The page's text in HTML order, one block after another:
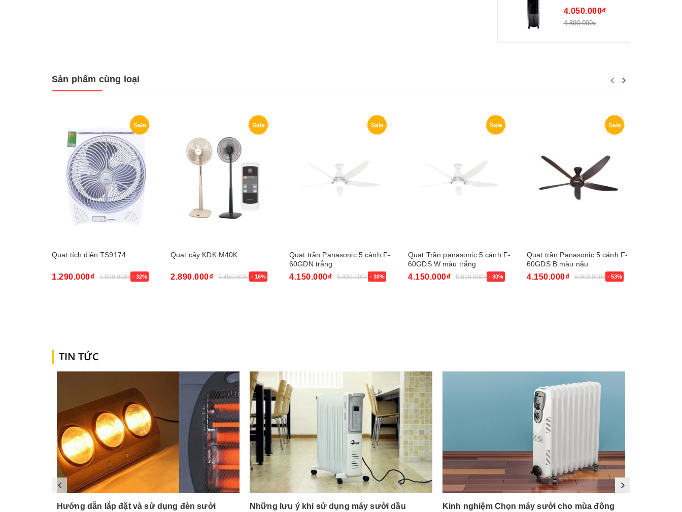
4.050.000₫
4.890.000₫
Sản phẩm cùng loại
Sale
Quạt tích điện TS9174
1.290.000₫ 1.890.000₫ - 32%
Sale
Quạt cây KDK M40K
2.890.000₫ 3.450.000₫ - 16%
Sale
Quạt trần Panasonic 5 cánh F-
60GDN trắng
4.150.000₫ 5.899.000₫ - 30%
Sale
Quạt Trần panasonic 5 cánh F-
60GDS W màu trắng
4.150.000₫ 5.890.000₫ - 30%
Sale
Quạt trần Panasonic 5 cánh F-
60GDS B màu nâu
4.150.000₫ 8.900.000₫ - 53%
TIN TỨC
Hướng dẫn lắp đặt và sử dụng đèn sưởi Những lưu ý khi sử dụng máy sưởi dầu Kinh nghiệm Chọn máy sưởi cho mùa đông